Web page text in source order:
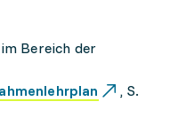
Bereich der
, S.